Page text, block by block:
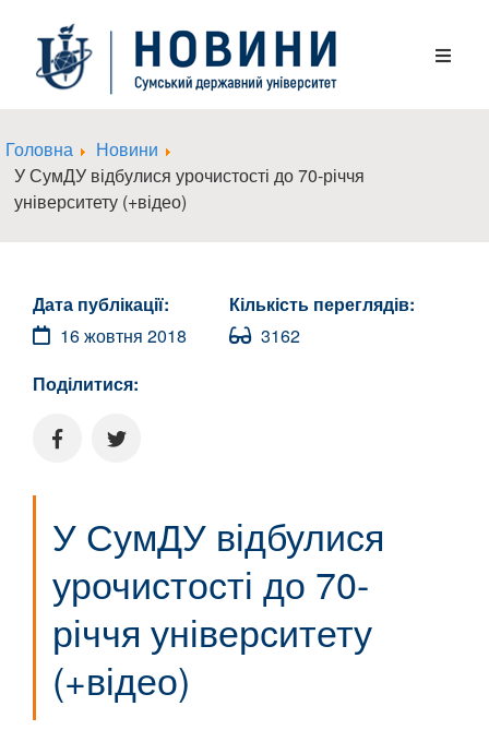
Головна
Новини
У СумДУ відбулися урочистості до 70-річчя
університету (+відео)
Дата публікації:
16 жовтня 2018
Кількість переглядів:
3162
Поділитися:
У СумДУ відбулися
урочистості до 70-
річчя університету
(+відео)